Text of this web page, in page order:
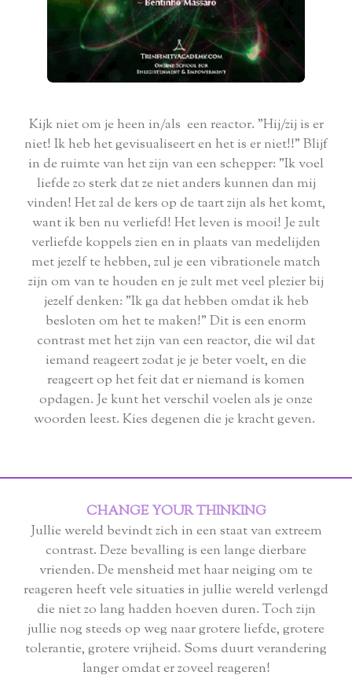
Kijk niet om je heen in/als een reactor. "Hij/zij is er
niet! Ik heb het gevisualiseert en het is er niet!!" Blijf
in de ruimte van het zijn van een schepper: "Ik voel
liefde zo sterk dat ze niet anders kunnen dan mij
vinden! Het zal de kers op de taart zijn als het komt,
want ik ben nu verliefd! Het leven is mooi! Je zult
verliefde koppels zien en in plaats van medelijden
met jezelf te hebben, zul je een vibrationele match
zijn om van te houden en je zult met veel plezier bij
jezelf denken: "Ik ga dat hebben omdat ik heb
besloten om het te maken!" Dit is een enorm
contrast met het zijn van een reactor, die wil dat
iemand reageert zodat je je beter voelt, en die
reageert op het feit dat er niemand is komen
opdagen. Je kunt het verschil voelen als je onze
woorden leest. Kies degenen die je kracht geven.
CHANGE YOUR THINKING
Jullie wereld bevindt zich in een staat van extreem
contrast. Deze bevalling is een lange dierbare
vrienden. De mensheid met haar neiging om te
reageren heeft vele situaties in jullie wereld verlengd
die niet zo lang hadden hoeven duren. Toch zijn
jullie nog steeds op weg naar grotere liefde, grotere
tolerantie, grotere vrijheid. Soms duurt verandering
langer omdat er zoveel reageren!